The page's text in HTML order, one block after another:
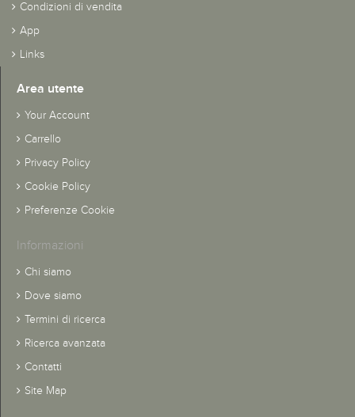
Condizioni di vendita
App
Links
Area utente
Your Account
Carrello
Privacy Policy
Cookie Policy
Preferenze Cookie
Informazioni
Chi siamo
Dove siamo
Termini di ricerca
Ricerca avanzata
Contatti
Site Map